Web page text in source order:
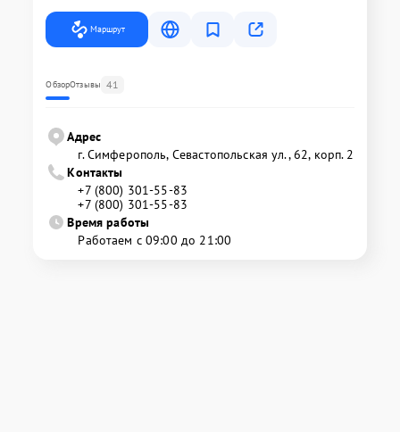
Маршрут
ОбзорОтзывы 41
Адрес
г. Симферополь, Севастопольская ул., 62, корп. 2
Контакты
+7 (800) 301-55-83
+7 (800) 301-55-83
Время работы
Работаем с 09:00 до 21:00